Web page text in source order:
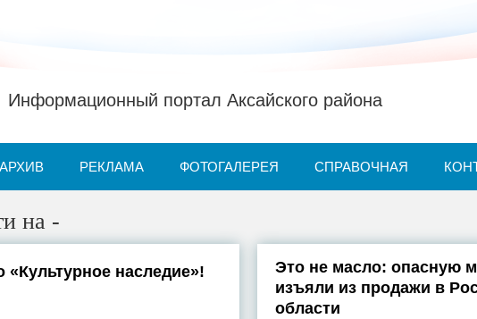
Информационный портал Аксайского района
АРХИВ РЕКЛАМА ФОТОГАЛЕРЕЯ СПРАВОЧНАЯ
на -
«Культурное наследие»!
Это не масло: опасную
изъяли из продажи в
области